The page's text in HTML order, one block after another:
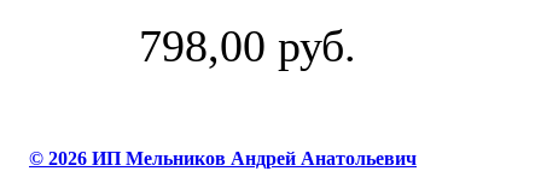
798,00 руб.
© 2026 ИП Мельников Андрей Анатольевич